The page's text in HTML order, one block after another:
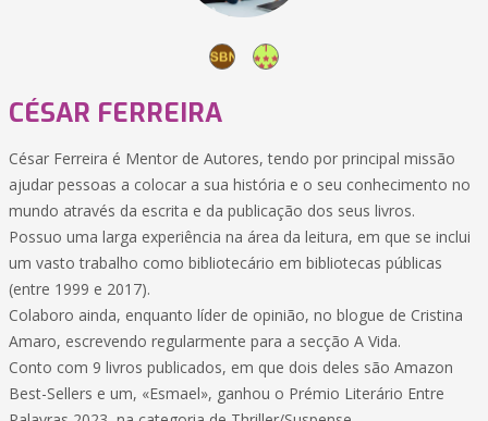
CÉSAR FERREIRA
César Ferreira é Mentor de Autores, tendo por principal missão
ajudar pessoas a colocar a sua história e o seu conhecimento no
mundo através da escrita e da publicação dos seus livros.
Possuo uma larga experiência na área da leitura, em que se inclui
um vasto trabalho como bibliotecário em bibliotecas públicas
(entre 1999 e 2017).
Colaboro ainda, enquanto líder de opinião, no blogue de Cristina
Amaro, escrevendo regularmente para a secção A Vida.
Conto com 9 livros publicados, em que dois deles são Amazon
Best-Sellers e um, «Esmael», ganhou o Prémio Literário Entre